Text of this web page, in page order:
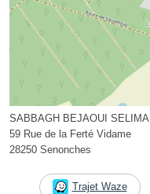
SABBAGH BEJAOUI SELIMA
59 Rue de la Ferté Vidame
28250 Senonches
Trajet Waze